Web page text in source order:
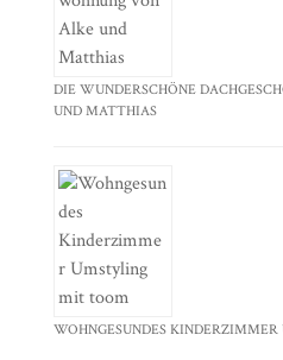
DIE WUNDERSCHÖNE
UND MATTHIAS
WOHNGESUNDES